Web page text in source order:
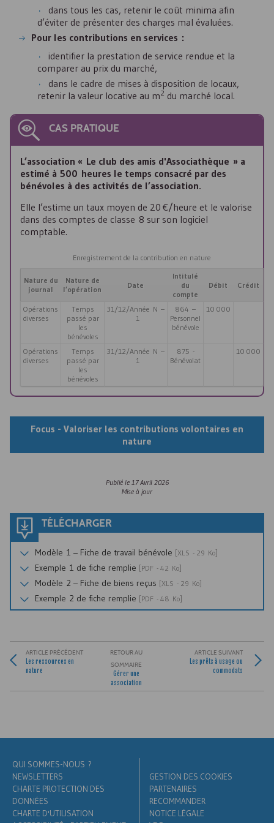
dans tous les cas, retenir le coût minima afin
d’éviter de présenter des charges mal évaluées.
Pour les contributions en services :
identifier la prestation de service rendue et la
comparer au prix du marché,
dans le cadre de mises à disposition de locaux,
retenir la valeur locative au m2 du marché local.
CAS PRATIQUE
L’association « Le club des amis d'Associathèque » a
estimé à 500 heures le temps consacré par des
bénévoles à des activités de l’association.
Elle l’estime un taux moyen de 20 €/heure et le valorise
dans des comptes de classe 8 sur son logiciel
comptable.
Enregistrement de la contribution en nature
Nature du
journal
Nature de
l’opération
Date
Intitulé
du
compte
Débit Crédit
Opérations
diverses
Temps
passé par
les
bénévoles
31/12/Année N –
1
864 –
Personnel
bénévole
10 000
Opérations
diverses
Temps
passé par
les
bénévoles
31/12/Année N –
1
875 -
Bénévolat
10 000
Focus - Valoriser les contributions volontaires en
nature
Publié le 17 Avril 2026
Mise à jour
TÉLÉCHARGER
Modèle 1 – Fiche de travail bénévole [XLS - 29 Ko]
Exemple 1 de fiche remplie [PDF - 42 Ko]
Modèle 2 – Fiche de biens reçus [XLS - 29 Ko]
Exemple 2 de fiche remplie [PDF - 48 Ko]
ARTICLE PRÉCÉDENT
Les ressources en
nature
RETOUR AU
SOMMAIRE
Gérer une
association
ARTICLE SUIVANT
Les prêts à usage ou
commodats
QUI SOMMES-NOUS ?
NEWSLETTERS
CHARTE PROTECTION DES
DONNÉES
CHARTE D'UTILISATION
GESTION DES COOKIES
PARTENAIRES
RECOMMANDER
NOTICE LÉGALE